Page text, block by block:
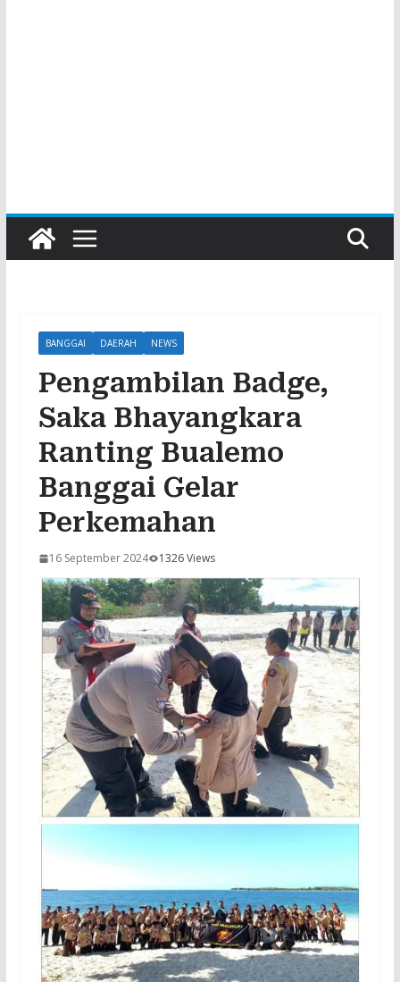
BANGGAI DAERAH NEWS
Pengambilan Badge,
Saka Bhayangkara
Ranting Bualemo
Banggai Gelar
Perkemahan
16 September 2024 1326 Views